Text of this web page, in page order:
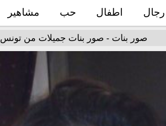
رجال اطفال حب مشاهير
صور بنات - صور بنات جميلات من تونس